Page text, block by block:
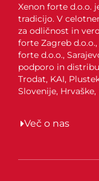
Xenon forte d.o.o.
tradicijo. V
za odličnost in
forte Zagreb
forte d.o.o.,
podporo in
Trodat, KAI,
Slovenije,
Več o nas